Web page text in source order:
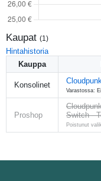
Kaupat (1 )
Hintahistoria
Kauppa
Konsolinet
Varastossa: Ei
Proshop
Switch -
Poistunut